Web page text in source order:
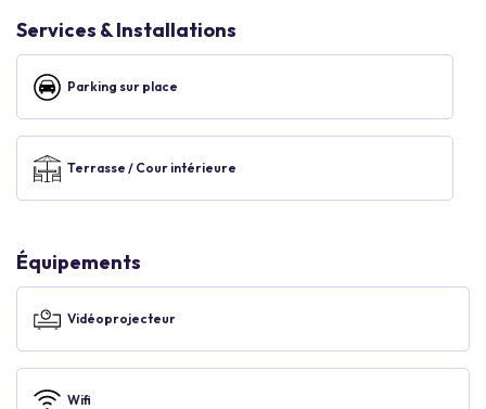
Services & Installations
Parking sur place
Terrasse / Cour intérieure
Équipements
Vidéoprojecteur
Wifi